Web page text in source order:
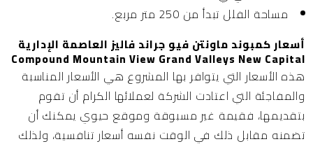
مساحة الفلل تبدأ من 250 متر مربع.
أسعار كمبوند ماونتن فيو جراند فاليز العاصمة الإدارية
Compound Mountain View Grand Valleys New Capital
هذه الأسعار التي يتوافر بها المشروع هي الأسعار المناسبة
والمفاجئة التي اعتادت الشركة لعملائها الكرام أن تقوم
بتقديمها، فقيمة غير مسبوقة وموقع حيوي يمكنك أن
تضمنه مقابل ذلك في الوقت نفسه أسعار تنافسية، ولذلك